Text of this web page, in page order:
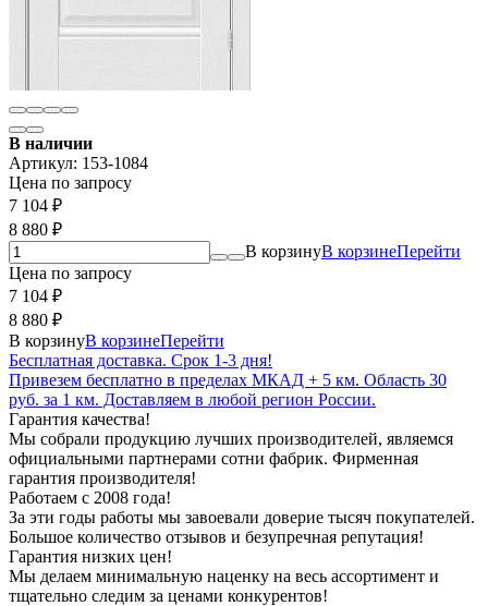
В наличии
Артикул: 153-1084
Цена по запросу
7 104 ₽
8 880 ₽
В корзинуВ корзинеПерейти
Цена по запросу
7 104 ₽
8 880 ₽
В корзинуВ корзинеПерейти
Бесплатная доставка. Срок 1-3 дня!
Привезем бесплатно в пределах МКАД + 5 км. Область 30
руб. за 1 км. Доставляем в любой регион России.
Гарантия качества!
Мы собрали продукцию лучших производителей, являемся
официальными партнерами сотни фабрик. Фирменная
гарантия производителя!
Работаем с 2008 года!
За эти годы работы мы завоевали доверие тысяч покупателей.
Большое количество отзывов и безупречная репутация!
Гарантия низких цен!
Мы делаем минимальную наценку на весь ассортимент и
тщательно следим за ценами конкурентов!